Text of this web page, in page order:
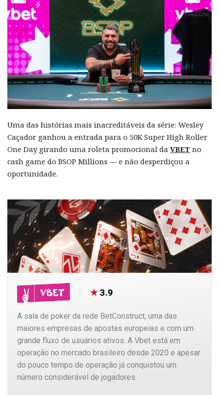
Uma das histórias mais inacreditáveis da série: Wesley
Caçador ganhou a entrada para o 50K Super High Roller
One Day girando uma roleta promocional da VBET no
cash game do BSOP Millions — e não desperdiçou a
oportunidade.
3.9
A sala de poker da rede BetConstruct, uma das
maiores empresas de apostas europeias e com um
grande fluxo de usuários ativos. A Vbet está em
operação no mercado brasileiro desde 2020 e apesar
do pouco tempo de operação já conquistou um
número considerável de jogadores.